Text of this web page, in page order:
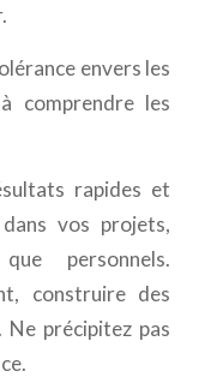
envers les
comprendre les
rapides et
vos projets,
personnels.
construire des
Ne précipitez pas